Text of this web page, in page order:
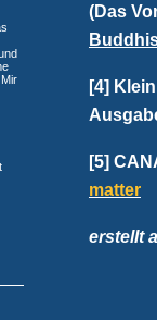
(Das
[4]
[5]
matter
erstellt